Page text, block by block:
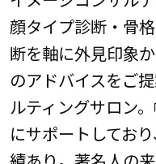
顔タイプ診断・骨
断を軸に外見印象
のアドバイスをご
ルティングサロン
にサポートしてお